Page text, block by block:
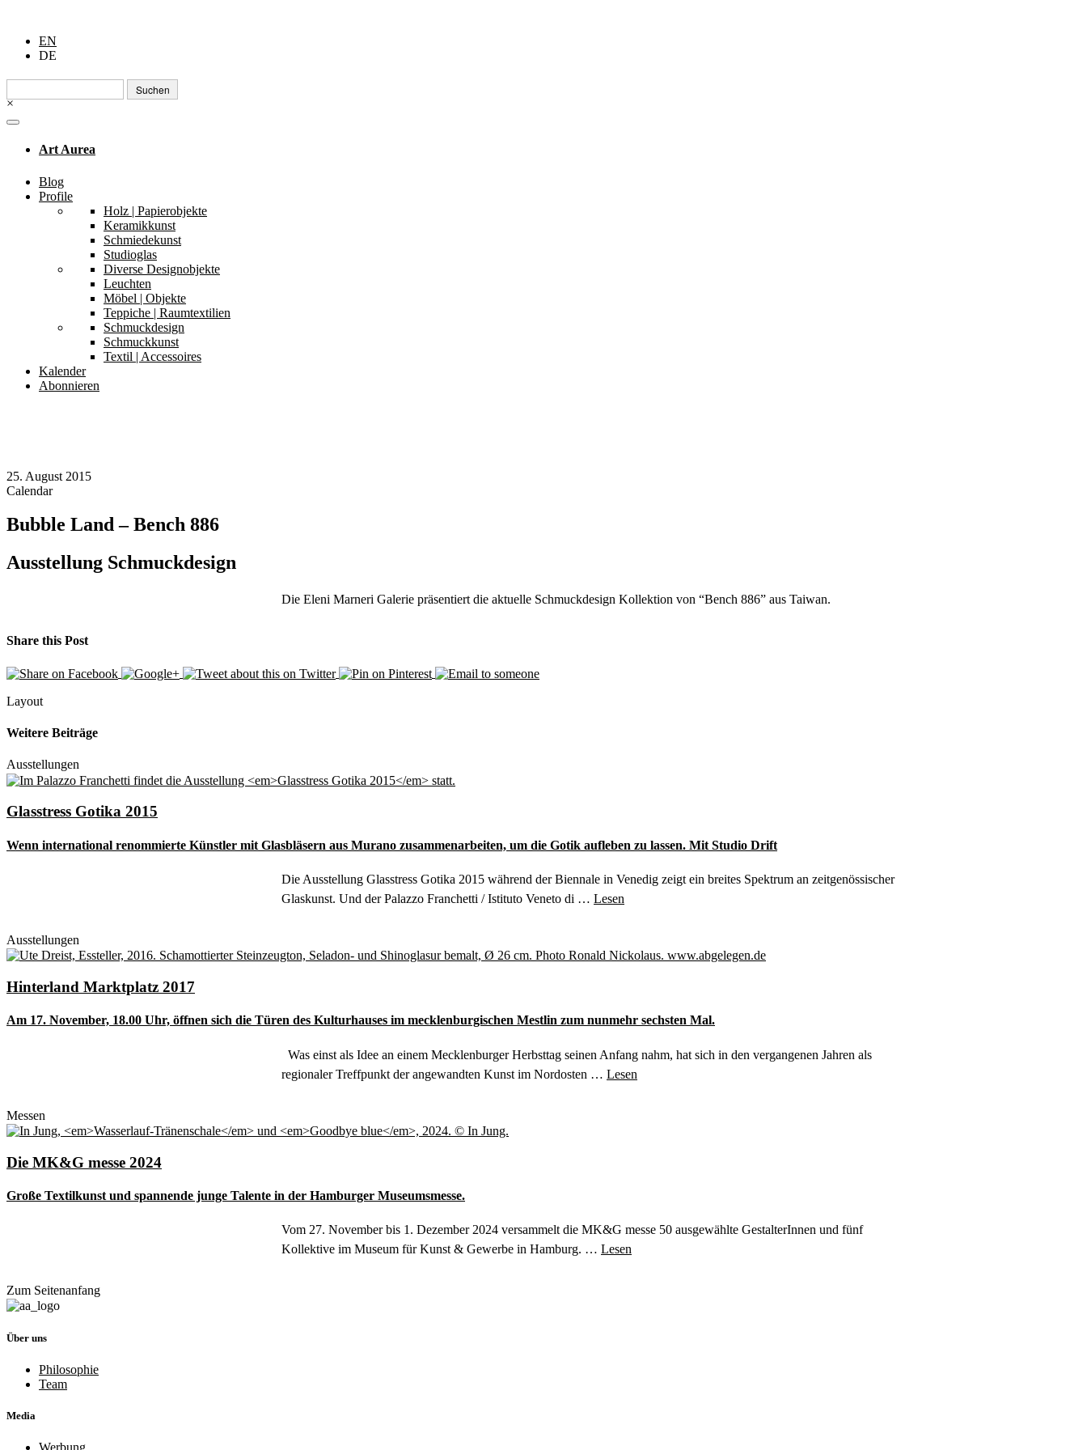
EN
DE
Suchen
nach:
×
Art Aurea
Blog
Profile
Holz | Papierobjekte
Keramikkunst
Schmiedekunst
Studioglas
Diverse Designobjekte
Leuchten
Möbel | Objekte
Teppiche | Raumtextilien
Schmuckdesign
Schmuckkunst
Textil | Accessoires
Kalender
Abonnieren
25. August 2015
Calendar
Bubble Land – Bench 886
Ausstellung Schmuckdesign
Die Eleni Marneri Galerie präsentiert die aktuelle Schmuckdesign Kollektion von “Bench 886” aus Taiwan.
Share this Post
Layout
Weitere Beiträge
Ausstellungen
Glasstress Gotika 2015
Wenn international renommierte Künstler mit Glasbläsern aus Murano zusammenarbeiten, um die Gotik aufleben zu lassen. Mit Studio Drift
Die Ausstellung Glasstress Gotika 2015 während der Biennale in Venedig zeigt ein breites Spektrum an zeitgenössischer
Glaskunst. Und der Palazzo Franchetti / Istituto Veneto di … Lesen
Ausstellungen
Hinterland Marktplatz 2017
Am 17. November, 18.00 Uhr, öffnen sich die Türen des Kulturhauses im mecklenburgischen Mestlin zum nunmehr sechsten Mal.
Was einst als Idee an einem Mecklenburger Herbsttag seinen Anfang nahm, hat sich in den vergangenen Jahren als
regionaler Treffpunkt der angewandten Kunst im Nordosten … Lesen
Messen
Die MK&G messe 2024
Große Textilkunst und spannende junge Talente in der Hamburger Museumsmesse.
Vom 27. November bis 1. Dezember 2024 versammelt die MK&G messe 50 ausgewählte GestalterInnen und fünf
Kollektive im Museum für Kunst & Gewerbe in Hamburg. … Lesen
Zum Seitenanfang
Über uns
Philosophie
Team
Media